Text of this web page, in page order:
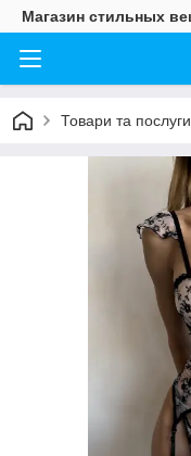
Магазин стильных
Товари та послуги